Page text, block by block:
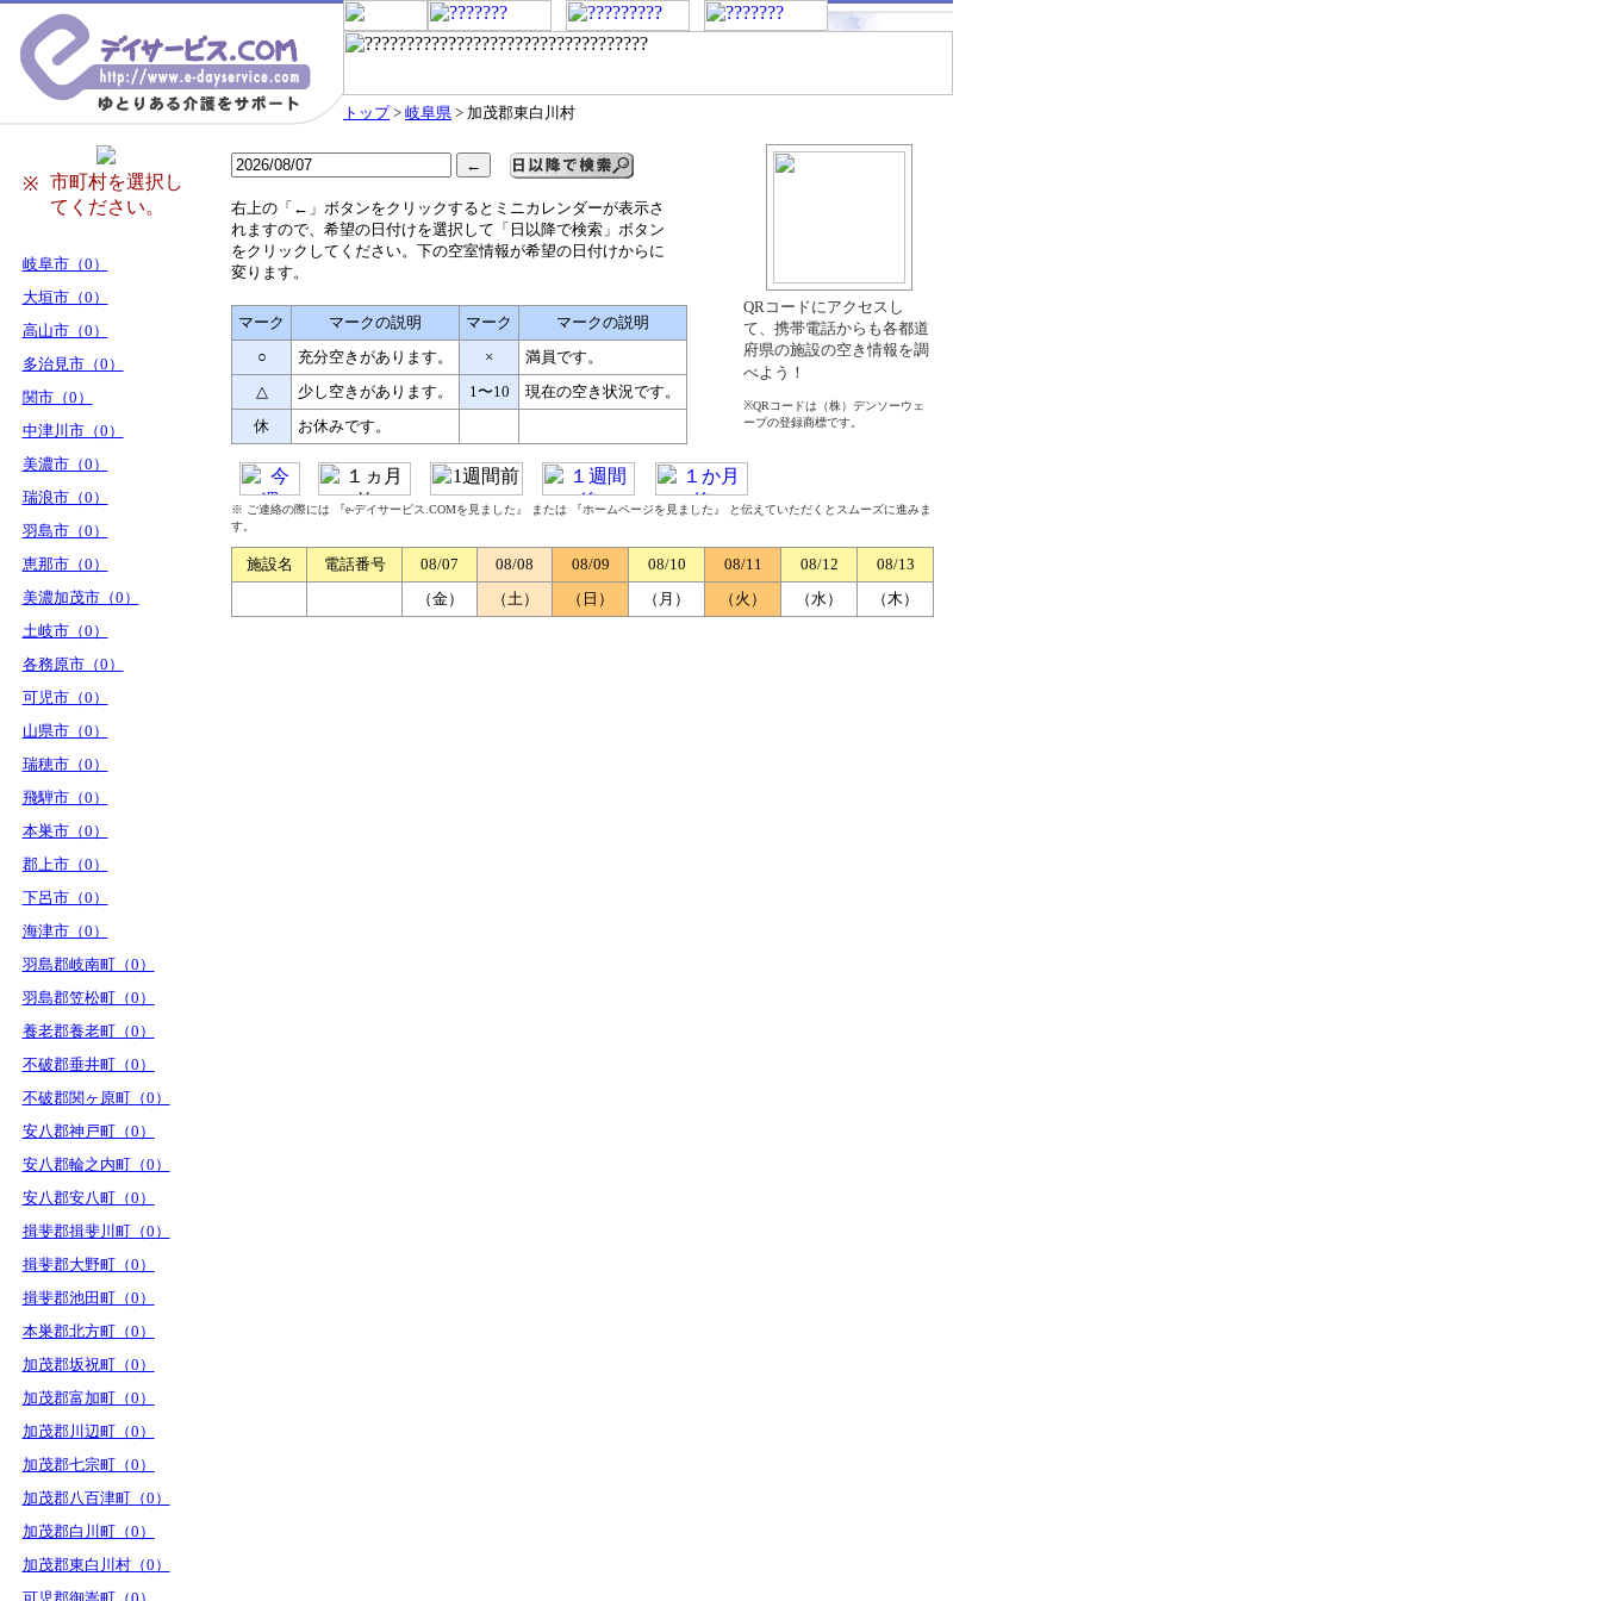
トップ> 岐阜県 > 加茂郡東白川村
※
市町村を選択し
てください。
岐阜市（0）
大垣市（0）
高山市（0）
多治見市（0）
関市（0）
中津川市（0）
美濃市（0）
瑞浪市（0）
羽島市（0）
恵那市（0）
美濃加茂市（0）
土岐市（0）
各務原市（0）
可児市（0）
山県市（0）
瑞穂市（0）
飛騨市（0）
本巣市（0）
郡上市（0）
下呂市（0）
海津市（0）
羽島郡岐南町（0）
羽島郡笠松町（0）
養老郡養老町（0）
不破郡垂井町（0）
不破郡関ヶ原町（0）
安八郡神戸町（0）
安八郡輪之内町（0）
安八郡安八町（0）
揖斐郡揖斐川町（0）
揖斐郡大野町（0）
揖斐郡池田町（0）
本巣郡北方町（0）
加茂郡坂祝町（0）
加茂郡富加町（0）
加茂郡川辺町（0）
加茂郡七宗町（0）
加茂郡八百津町（0）
加茂郡白川町（0）
加茂郡東白川村（0）
右上の「←」ボタンをクリックするとミニカレンダーが表示さ
れますので、希望の日付けを選択して「日以降で検索」ボタン
をクリックしてください。下の空室情報が希望の日付けからに
変ります。
マーク マークの説明 マーク
マークの説明
○
充分空きがあります。 ×
満員です。
△
少し空きがあります。 1〜10
現在の空き状況です。
休
お休みです。
QRコードにアクセスし
て、携帯電話からも各都道
府県の施設の空き情報を調
べよう！
※QRコードは（株）デンソーウェ
ーブの登録商標です。
※ ご連絡の際には 『e-デイサービス.COMを見ました』 または 『ホームページを見ました』 と伝えていただくとスムーズに進みま
す。
施設名 電話番号 08/07 08/08 08/09 08/10 08/11 08/12
08/13
（金）
（土） （日） （月） （火） （水） （木）